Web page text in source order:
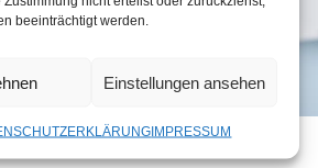
beeinträchtigt werden.
Einstellungen ansehen
IMPRESSUM